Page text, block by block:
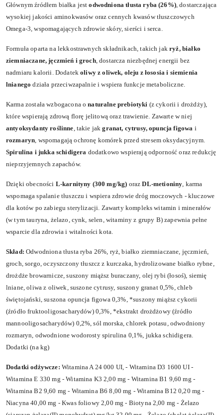
Głównym źródłem białka jestodwodniona tłusta ryba (26%), dostarczająca
wysokiej jakości aminokwasów oraz cennych kwasów tłuszczowych
Omega-3, wspomagających zdrowie skóry, sierści i serca.
Formuła oparta na lekkostrawnych składnikach, takich jakryż, białko
ziemniaczane, jęczmień i groch, dostarcza niezbędnej energii bez
nadmiaru kalorii. Dodatekoliwy z oliwek, oleju z łososia i siemienia
lnianego działa przeciwzapalnie i wspiera funkcje metaboliczne.
Karma została wzbogacona onaturalne prebiotyki (z cykorii i drożdży),
które wspierają zdrową florę jelitową oraz trawienie. Zawarte w niej
antyoksydanty roślinne , takie jakgranat, cytrusy, opuncja figowa i
rozmaryn , wspomagają ochronę komórek przed stresem oksydacyjnym.
Spirulina i jukka schidigera dodatkowo wspierają odporność oraz redukcję
nieprzyjemnych zapachów.
Dzięki obecności L-karnityny (300 mg/kg) orazDL-metioniny , karma
wspomaga spalanie tłuszczu i wspiera zdrowie dróg moczowych - kluczowe
dla kotów po zabiegu sterylizacji. Zawarty kompleks witamin i minerałów
(w tym tauryna, żelazo, cynk, selen, witaminy z grupy B) zapewnia pełne
wsparcie dla zdrowia i witalności kota.
Skład:Odwodniona tłusta ryba 26%, ryż, białko ziemniaczane, jęczmień,
groch, sorgo, oczyszczony tłuszcz z kurczaka, hydrolizowane białko rybne,
drożdże browarnicze, suszony miąższ buraczany, olej rybi (łosoś), siemię
lniane, oliwa z oliwek, suszone cytrusy, suszony granat 0,5%, chleb
świętojański, suszona opuncja figowa 0,3%, *suszony miąższ cykorii
(źródło fruktooligosacharydów) 0,3%, *ekstrakt drożdżowy (źródło
mannooligosacharydów) 0,2%, sól morska, chlorek potasu, odwodniony
rozmaryn, odwodnione wodorosty spirulina 0,1%, jukka schidigera.
Dodatki (na kg)
Dodatki odżywcze: Witamina A 24 000 UI, - Witamina D3 1600 UI -
Witamina E 330 mg - Witamina K3 2,00 mg - Witamina B1 9,60 mg -
Witamina B2 9,60 mg - Witamina B6 8,00 mg - Witamina B12 0,20 mg -
Niacyna 40,00 mg - Kwas foliowy 2,00 mg - Biotyna 2,00 mg - Żelazo